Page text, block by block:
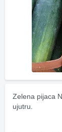
Zelena pijaca
ujutru.